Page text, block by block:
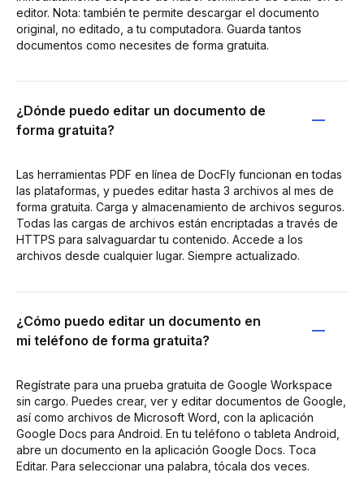
editor. Nota: también te permite descargar el documento
original, no editado, a tu computadora. Guarda tantos
documentos como necesites de forma gratuita.
¿Dónde puedo editar un documento de
forma gratuita?
Las herramientas PDF en línea de DocFly funcionan en todas
las plataformas, y puedes editar hasta 3 archivos al mes de
forma gratuita. Carga y almacenamiento de archivos seguros.
Todas las cargas de archivos están encriptadas a través de
HTTPS para salvaguardar tu contenido. Accede a los
archivos desde cualquier lugar. Siempre actualizado.
¿Cómo puedo editar un documento en
mi teléfono de forma gratuita?
Regístrate para una prueba gratuita de Google Workspace
sin cargo. Puedes crear, ver y editar documentos de Google,
así como archivos de Microsoft Word, con la aplicación
Google Docs para Android. En tu teléfono o tableta Android,
abre un documento en la aplicación Google Docs. Toca
Editar. Para seleccionar una palabra, tócala dos veces.